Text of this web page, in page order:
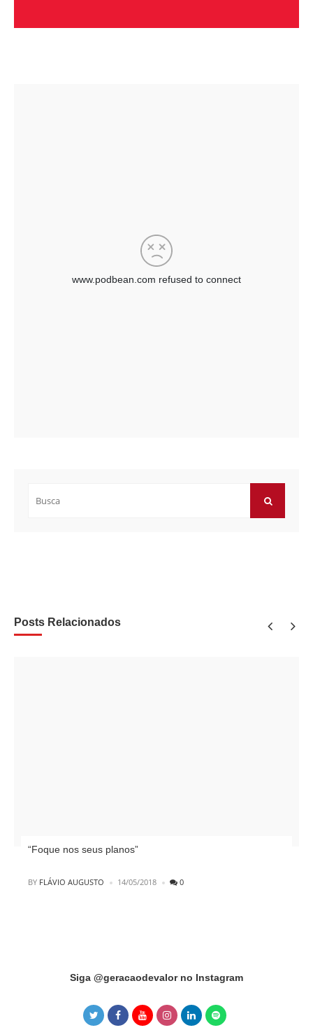
por:
Posts Relacionados
“Foque nos seus planos”
POSTED
BY FLÁVIO AUGUSTO 14/05/2018 0
Instagram did not return a 200.
Siga @geracaodevalor no Instagram